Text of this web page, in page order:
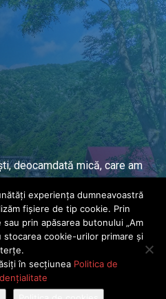
deocamdată mică, care am
drepturile rezervate · Dezvoltat de
Media FX
experiența dumneavoastră
fișiere de tip cookie. Prin
prin apăsarea butonului „Am
cookie-urilor primare și
terțe.
în secțiunea Politica de